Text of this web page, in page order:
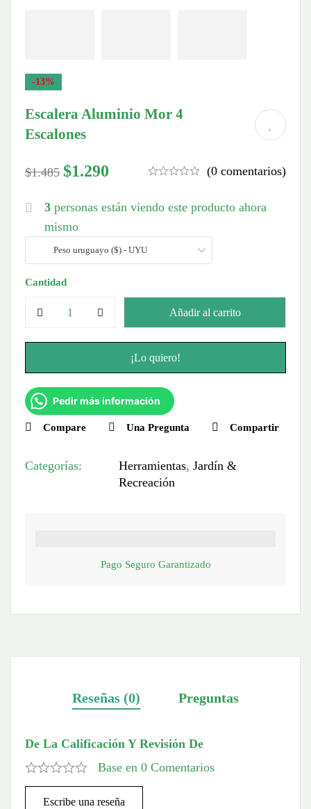
-13%
Escalera Aluminio Mor 4
Escalones
$1.485 $1.290 (0 comentarios)
3 personas están viendo este producto ahora
mismo
Peso uruguayo ($) - UYU
Cantidad
Añadir al carrito
¡Lo quiero!
Pedir más información
Compare Una Pregunta Compartir
Categorías: Herramientas, Jardín &
Recreación
Pago Seguro Garantizado
Reseñas (0) Preguntas
De La Calificación Y Revisión De
Base en 0 Comentarios
Escribe una reseña